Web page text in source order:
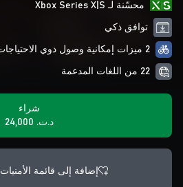
محسّنة لـ Xbox Series X|S
توافق ذكي
2 ميزات إمكانية وصول ذوي الاحتياجات الخاصة
22 من اللغات المدعمة
شراء
د.ت.‏ 24,000
إضافة إلى قائمة الأمنيات